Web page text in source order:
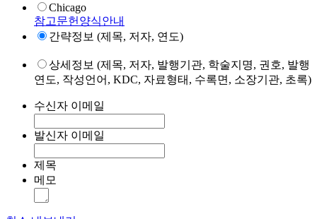
Chicago
참고문헌양식안내
간략정보 (제목, 저자, 연도)
상세정보 (제목, 저자, 발행기관, 학술지명, 권호, 발행
연도, 작성언어, KDC, 자료형태, 수록면, 소장기관, 초록)
수신자 이메일
발신자 이메일
제목
메모